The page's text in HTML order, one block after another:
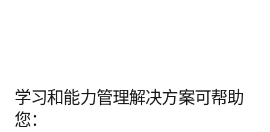
学习和能力管理解决方案可帮助
您：